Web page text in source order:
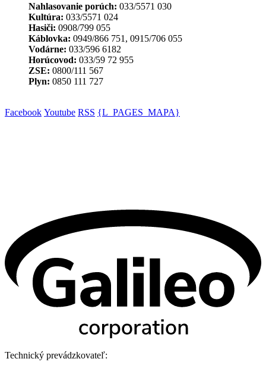
Nahlasovanie porúch: 033/5571 030
Kultúra: 033/5571 024
Hasiči: 0908/799 055
Káblovka: 0949/866 751, 0915/706 055
Vodárne: 033/596 6182
Horúcovod: 033/59 72 955
ZSE: 0800/111 567
Plyn: 0850 111 727
Facebook Youtube RSS {L_PAGES_MAPA}
Technický prevádzkovateľ: